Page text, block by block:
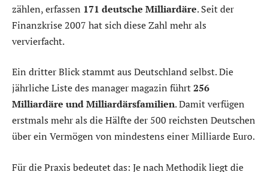
zählen, erfassen 171 deutsche Milliardäre. Seit der
Finanzkrise 2007 hat sich diese Zahl mehr als
vervierfacht.
Ein dritter Blick stammt aus Deutschland selbst. Die
jährliche Liste des manager magazin führt256
Milliardäre und Milliardärsfamilien. Damit verfügen
erstmals mehr als die Hälfte der 500 reichsten Deutschen
über ein Vermögen von mindestens einer Milliarde Euro.
Für die Praxis bedeutet das: Je nach Methodik liegt die